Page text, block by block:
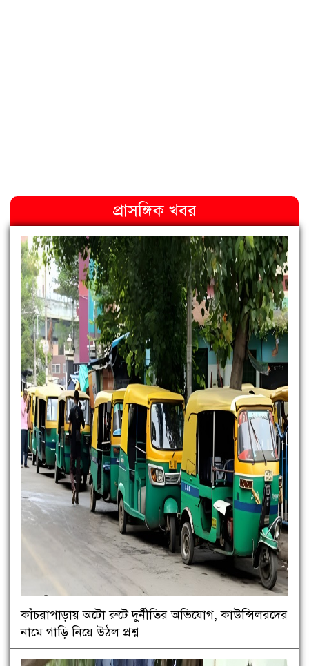
প্রাসঙ্গিক খবর
কাঁচরাপাড়ায় অটো রুটে দুর্নীতির অভিযোগ, কাউন্সিলরদের
নামে গাড়ি নিয়ে উঠল প্রশ্ন